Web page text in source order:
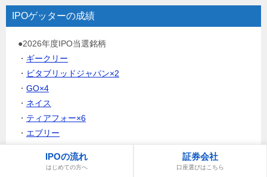
IPOゲッターの成績
●2026年度IPO当選銘柄
・ ギークリー
・ ビタブリッドジャパン×2
・ GO×4
・ ネイス
・ ティアフォー×6
・ エブリー
●2026年度IPO損益
IPOの流れ
はじめての方へ
証券会社
口座選びはこちら